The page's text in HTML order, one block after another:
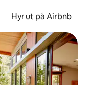
Hyr ut på Airbnb